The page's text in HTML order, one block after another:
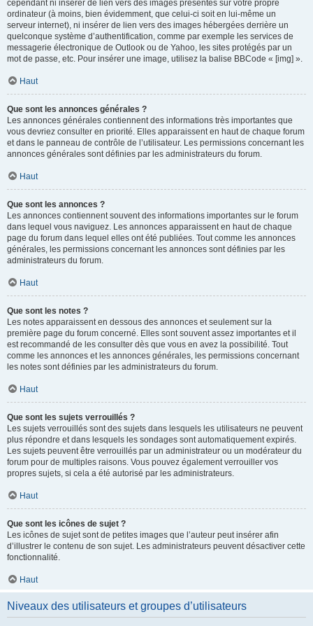
cependant ni insérer de lien vers des images présentes sur votre propre
ordinateur (à moins, bien évidemment, que celui-ci soit en lui-même un
serveur internet), ni insérer de lien vers des images hébergées derrière un
quelconque système d’authentification, comme par exemple les services de
messagerie électronique de Outlook ou de Yahoo, les sites protégés par un
mot de passe, etc. Pour insérer une image, utilisez la balise BBCode « [img] ».
Haut
Que sont les annonces générales ?
Les annonces générales contiennent des informations très importantes que
vous devriez consulter en priorité. Elles apparaissent en haut de chaque forum
et dans le panneau de contrôle de l’utilisateur. Les permissions concernant les
annonces générales sont définies par les administrateurs du forum.
Haut
Que sont les annonces ?
Les annonces contiennent souvent des informations importantes sur le forum
dans lequel vous naviguez. Les annonces apparaissent en haut de chaque
page du forum dans lequel elles ont été publiées. Tout comme les annonces
générales, les permissions concernant les annonces sont définies par les
administrateurs du forum.
Haut
Que sont les notes ?
Les notes apparaissent en dessous des annonces et seulement sur la
première page du forum concerné. Elles sont souvent assez importantes et il
est recommandé de les consulter dès que vous en avez la possibilité. Tout
comme les annonces et les annonces générales, les permissions concernant
les notes sont définies par les administrateurs du forum.
Haut
Que sont les sujets verrouillés ?
Les sujets verrouillés sont des sujets dans lesquels les utilisateurs ne peuvent
plus répondre et dans lesquels les sondages sont automatiquement expirés.
Les sujets peuvent être verrouillés par un administrateur ou un modérateur du
forum pour de multiples raisons. Vous pouvez également verrouiller vos
propres sujets, si cela a été autorisé par les administrateurs.
Haut
Que sont les icônes de sujet ?
Les icônes de sujet sont de petites images que l’auteur peut insérer afin
d’illustrer le contenu de son sujet. Les administrateurs peuvent désactiver cette
fonctionnalité.
Haut
Niveaux des utilisateurs et groupes d’utilisateurs